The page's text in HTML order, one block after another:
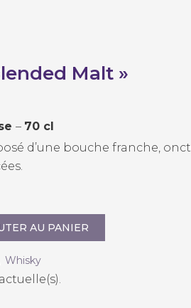
Malt »
– 70 cl
d’une bouche franche,
AU PANIER
Whisky